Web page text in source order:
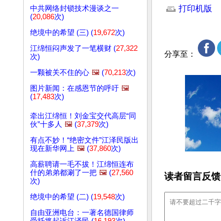
中共网络封锁技术漫谈之一
(20,086次)
绝境中的希望 (三) (19,672次)
江绵恒闷声发了一笔横财 (27,322
次)
一颗被关不住的心 🖼️ (70,213次)
图片新闻：在感恩节的呼吁 🖼️
(17,483次)
牵出江绵恒！刘金宝交代高层“同
伙”十多人 🖼️ (37,379次)
有点不妙！“绝密文件”江泽民版出
现在新华网上 🖼️ (37,860次)
高薪聘请一毛不拔！江绵恒连布
什的弟弟都涮了一把 🖼️ (27,560
次)
绝境中的希望 (二) (19,548次)
自由亚洲电台：一著名德国律师
打印机版
分享至：
读者留言反